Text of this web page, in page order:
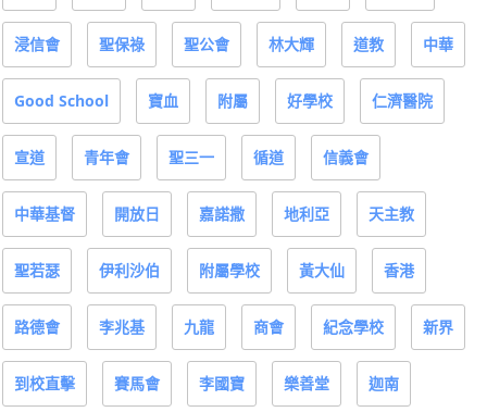
浸信會 聖保祿 聖公會 林大輝 道教 中華
Good School 寶血 附屬 好學校 仁濟醫院
宣道 青年會 聖三一 循道 信義會
中華基督 開放日 嘉諾撒 地利亞 天主教
聖若瑟 伊利沙伯 附屬學校 黃大仙 香港
路德會 李兆基 九龍 商會 紀念學校 新界
到校直擊 賽馬會 李國寶 樂善堂 迦南